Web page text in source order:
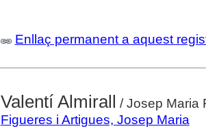
Enllaç permanent a aquest
Valentí Almirall / Josep Maria
Figueres i Artigues, Josep Maria